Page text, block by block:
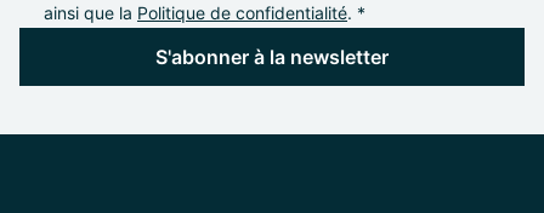
ainsi que la Politique de confidentialité. *
S'abonner à la newsletter